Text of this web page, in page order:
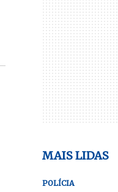
MAIS LIDAS
POLÍCIA